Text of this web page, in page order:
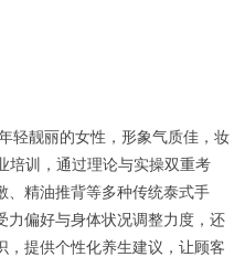
靓丽的女性，形象气质佳，妆
培训，通过理论与实操双重考
、精油推背等多种传统泰式手
力偏好与身体状况调整力度，还
，提供个性化养生建议，让顾客